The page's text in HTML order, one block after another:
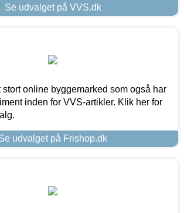
Se udvalget på VVS.dk
stort online byggemarked som også har
inden for VVS-artikler. Klik her for
udvalget på Frishop.dk